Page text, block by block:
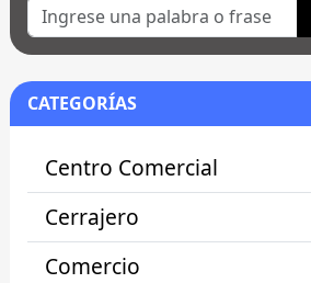
CATEGORÍAS
Centro Comercial
Cerrajero
Comercio